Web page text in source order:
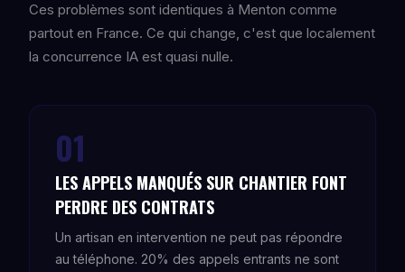
Ces problèmes sont identiques à Menton comme
partout en France. Ce qui change, c'est que localement
la concurrence IA est quasi nulle.
01
LES APPELS MANQUÉS SUR CHANTIER FONT
PERDRE DES CONTRATS
Un artisan en intervention ne peut pas répondre
au téléphone. 20% des appels entrants ne sont